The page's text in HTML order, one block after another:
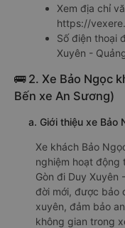
Xem địa chỉ
https://
Số điện thoại
Xuyên -
🚌 2. Xe Bảo Ngọc
Bến xe An Sương)
a. Giới thiệu xe Bảo
Xe khách Bảo
nghiệm hoạt
Gòn đi Duy Xuyên
đời mới, được bảo
xuyên, đảm bảo
không gian trong